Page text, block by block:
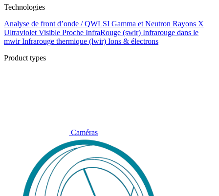
Technologies
Analyse de front d’onde / QWLSI Gamma et Neutron Rayons X
Ultraviolet Visible Proche InfraRouge (swir) Infrarouge dans le
mwirInfrarouge thermique (lwir) Ions & électrons
Product types
Caméras